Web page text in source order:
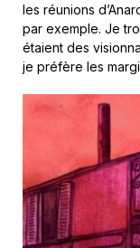
les réunions
par exemple. Je
étaient des
je préfère les